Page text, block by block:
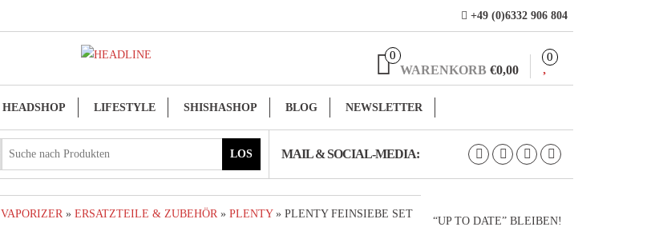
+49 (0)6332 906 804
0
WARENKORB €0,00
0
HEADSHOP LIFESTYLE SHISHASHOP BLOG NEWSLETTER
LOS MAIL & SOCIAL-MEDIA:
VAPORIZER» ERSATZTEILE & ZUBEHÖR» PLENTY» PLENTY FEINSIEBE SET
“UP TO DATE” BLEIBEN!